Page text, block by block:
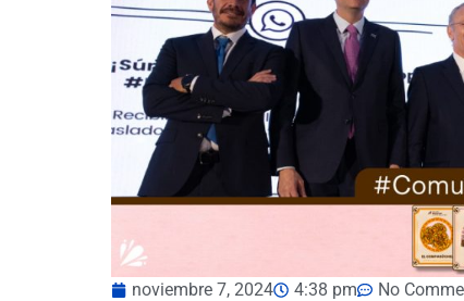
noviembre 7, 2024 4:38 pm
No